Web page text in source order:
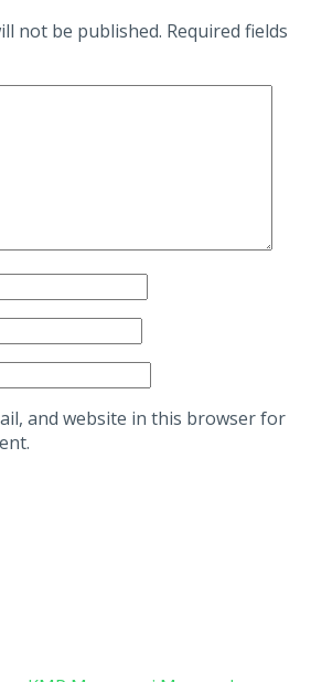
not be published. Required fields
and website in this browser for